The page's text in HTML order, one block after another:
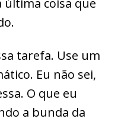
tarefa. Use um
Eu não sei,
O que eu
a bunda da